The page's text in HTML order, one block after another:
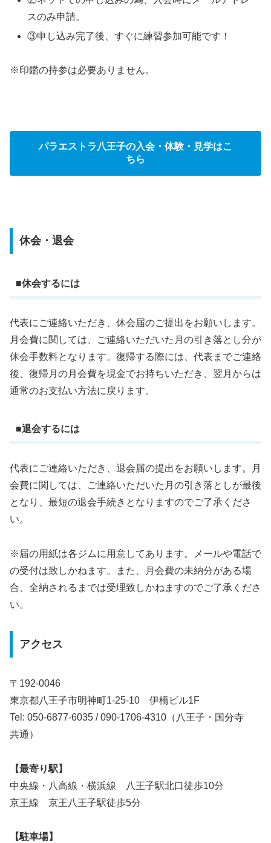
スのみ申請。
③申し込み完了後、すぐに練習参加可能です！
※印鑑の持参は必要ありません。
パラエストラ八王子の入会・体験・見学はこ
ちら
休会・退会
■休会するには
代表にご連絡いただき、休会届のご提出をお願いします。
月会費に関しては、ご連絡いただいた月の引き落とし分が
休会手数料となります。復帰する際には、代表までご連絡
後、復帰月の月会費を現金でお持ちいただき、翌月からは
通常のお支払い方法に戻ります。
■退会するには
代表にご連絡いただき、退会届の提出をお願いします。月
会費に関しては、ご連絡いただいた月の引き落としが最後
となり、最短の退会手続きとなりますのでご了承くださ
い。
※届の用紙は各ジムに用意してあります。メールや電話で
の受付は致しかねます。また、月会費の未納分がある場
合、全納されるまでは受理致しかねますのでご了承くださ
い。
アクセス
〒192-0046
東京都八王子市明神町1-25-10 伊橋ビル1F
Tel: 050-6877-6035 / 090-1706-4310（八王子・国分寺
共通）
【最寄り駅】
中央線・八高線・横浜線 八王子駅北口徒歩10分
京王線 京王八王子駅徒歩5分
【駐車場】